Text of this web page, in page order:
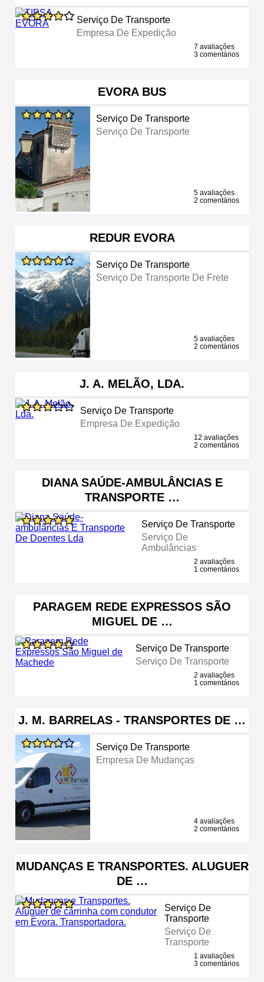
Serviço De Transporte
Empresa De Expedição
7 avaliações
3 comentários
EVORA BUS
Serviço De Transporte
Serviço De Transporte
5 avaliações
2 comentários
REDUR EVORA
Serviço De Transporte
Serviço De Transporte De Frete
5 avaliações
2 comentários
J. A. MELÃO, LDA.
Serviço De Transporte
Empresa De Expedição
12 avaliações
2 comentários
DIANA SAÚDE-AMBULÂNCIAS E
TRANSPORTE …
Serviço De Transporte
Serviço De
Ambulâncias
2 avaliações
1 comentários
PARAGEM REDE EXPRESSOS SÃO
MIGUEL DE …
Serviço De Transporte
Serviço De Transporte
2 avaliações
1 comentários
J. M. BARRELAS - TRANSPORTES DE …
Serviço De Transporte
Empresa De Mudanças
4 avaliações
2 comentários
MUDANÇAS E TRANSPORTES. ALUGUER
DE …
Serviço De
Transporte
Serviço De
Transporte
1 avaliações
3 comentários